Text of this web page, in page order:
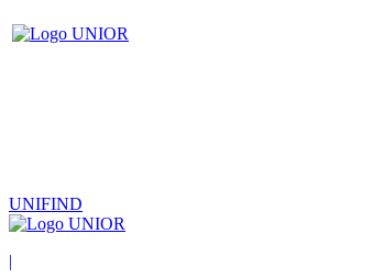
UNIFIND
|